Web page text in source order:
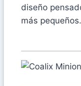
diseño
más pequeños.